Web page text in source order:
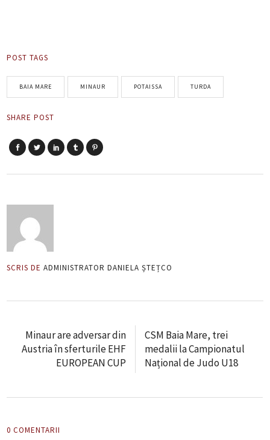
POST TAGS
BAIA MARE MINAUR POTAISSA TURDA
SHARE POST
SCRIS DE ADMINISTRATOR DANIELA ȘTEȚCO
Minaur are adversar din
Austria în sferturile EHF
EUROPEAN CUP
CSM Baia Mare, trei
medalii la Campionatul
Național de Judo U18
0 COMENTARII